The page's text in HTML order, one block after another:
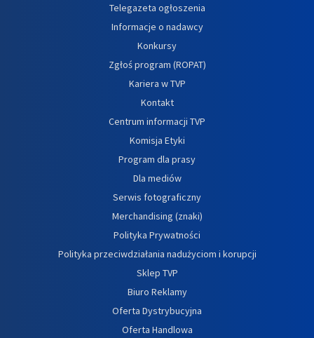
Telegazeta ogłoszenia
Informacje o nadawcy
Konkursy
Zgłoś program (ROPAT)
Kariera w TVP
Kontakt
Centrum informacji TVP
Komisja Etyki
Program dla prasy
Dla mediów
Serwis fotograficzny
Merchandising (znaki)
Polityka Prywatności
Polityka przeciwdziałania nadużyciom i korupcji
Sklep TVP
Biuro Reklamy
Oferta Dystrybucyjna
Oferta Handlowa